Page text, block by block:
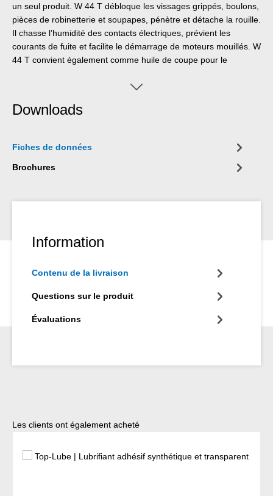
un seul produit. W 44 T débloque les vissages grippés, boulons,
pièces de robinetterie et soupapes, pénètre et détache la rouille.
Il chasse l’humidité des contacts électriques, prévient les
courants de fuite et facilite le démarrage de moteurs mouillés. W
44 T convient également comme huile de coupe pour le
les craquements sur les charnières, glissières, paliers,
surfaces métalliques et laisse un film très fin adhérant
maintient en état de fonctionner.
Downloads
Fiches de données
Brochures
Information
Contenu de la livraison
Questions sur le produit
Évaluations
Ignorer la galerie de produits
Les clients ont également acheté